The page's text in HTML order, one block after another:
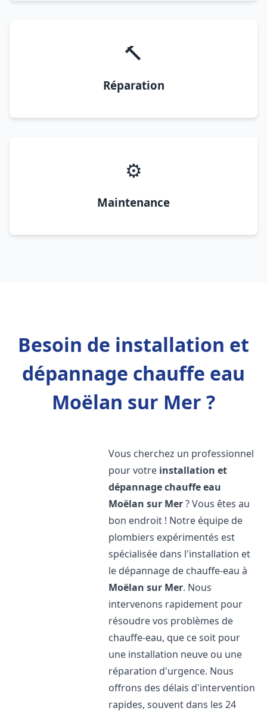
🔨
Réparation
⚙️
Maintenance
Besoin de installation et
dépannage chauffe eau
Moëlan sur Mer ?
Vous cherchez un professionnel
pour votre installation et
dépannage chauffe eau
Moëlan sur Mer? Vous êtes au
bon endroit ! Notre équipe de
plombiers expérimentés est
spécialisée dans l'installation et
le dépannage de chauffe-eau à
Moëlan sur Mer. Nous
intervenons rapidement pour
résoudre vos problèmes de
chauffe-eau, que ce soit pour
une installation neuve ou une
réparation d'urgence. Nous
offrons des délais d'intervention
rapides, souvent dans les 24